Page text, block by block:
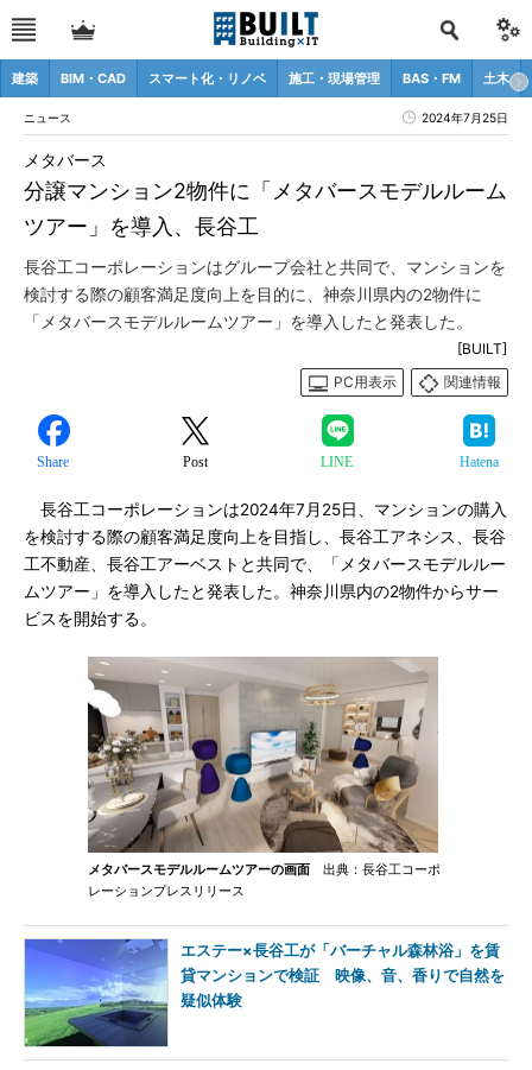
建築 BIM・CAD スマート化・リノベ 施工・現場管理 BAS・FM 土木
ニュース 2024年7月25日
分譲マンション2物件に「メタバースモデルルーム
ツアー」を導入、長谷工
メタバース
長谷工コーポレーションはグループ会社と共同で、マンションを
検討する際の顧客満足度向上を目的に、神奈川県内の2物件に
「メタバースモデルルームツアー」を導入したと発表した。
[BUILT]
PC用表示
関連情報
Share Post LINE Hatena
長谷工コーポレーションは2024年7月25日、マンションの購入
を検討する際の顧客満足度向上を目指し、長谷工アネシス、長谷
工不動産、長谷工アーベストと共同で、「メタバースモデルルー
ムツアー」を導入したと発表した。神奈川県内の2物件からサー
ビスを開始する。
メタバースモデルルームツアーの画面 出典：長谷工コーポ
レーションプレスリリース
エステー×長谷工が「バーチャル森林浴」を賃
貸マンションで検証 映像、音、香りで自然を
疑似体験